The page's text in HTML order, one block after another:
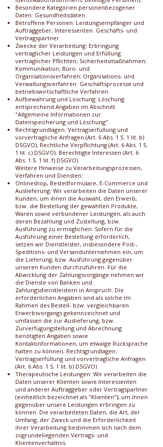
Besondere Kategorien personenbezogener
Daten: Gesundheitsdaten.
Betroffene Personen: Leistungsempfänger und
Auftraggeber; Interessenten. Geschäfts- und
Vertragspartner.
Zwecke der Verarbeitung: Erbringung
vertraglicher Leistungen und Erfüllung
vertraglicher Pflichten; Sicherheitsmaßnahmen;
Kommunikation; Büro- und
Organisationsverfahren; Organisations- und
Verwaltungsverfahren. Geschäftsprozesse und
betriebswirtschaftliche Verfahren.
Aufbewahrung und Löschung: Löschung
entsprechend Angaben im Abschnitt
"Allgemeine Informationen zur
Datenspeicherung und Löschung".
Rechtsgrundlagen: Vertragserfüllung und
vorvertragliche Anfragen (Art. 6 Abs. 1 S. 1 lit. b)
DSGVO); Rechtliche Verpflichtung (Art. 6 Abs. 1 S.
1 lit. c) DSGVO). Berechtigte Interessen (Art. 6
Abs. 1 S. 1 lit. f) DSGVO).
Weitere Hinweise zu Verarbeitungsprozessen,
Verfahren und Diensten:
Onlineshop, Bestellformulare, E-Commerce und
Auslieferung: Wir verarbeiten die Daten unserer
Kunden, um ihnen die Auswahl, den Erwerb,
bzw. die Bestellung der gewählten Produkte,
Waren sowie verbundener Leistungen, als auch
deren Bezahlung und Zustellung, bzw.
Ausführung zu ermöglichen. Sofern für die
Ausführung einer Bestellung erforderlich,
setzen wir Dienstleister, insbesondere Post-,
Speditions- und Versandunternehmen ein, um
die Lieferung, bzw. Ausführung gegenüber
unseren Kunden durchzuführen. Für die
Abwicklung der Zahlungsvorgänge nehmen wir
die Dienste von Banken und
Zahlungsdienstleistern in Anspruch. Die
erforderlichen Angaben sind als solche im
Rahmen des Bestell- bzw. vergleichbaren
Erwerbsvorgangs gekennzeichnet und
umfassen die zur Auslieferung, bzw.
Zurverfügungstellung und Abrechnung
benötigten Angaben sowie
Kontaktinformationen, um etwaige Rücksprache
halten zu können; Rechtsgrundlagen:
Vertragserfüllung und vorvertragliche Anfragen
(Art. 6 Abs. 1 S. 1 lit. b) DSGVO).
Therapeutische Leistungen: Wir verarbeiten die
Daten unserer Klienten sowie Interessenten
und anderer Auftraggeber oder Vertragspartner
(einheitlich bezeichnet als "Klienten"), um ihnen
gegenüber unsere Leistungen erbringen zu
können. Die verarbeiteten Daten, die Art, der
Umfang, der Zweck und die Erforderlichkeit
ihrer Verarbeitung bestimmen sich nach dem
zugrundeliegenden Vertrags- und
Klientenverhältnis.